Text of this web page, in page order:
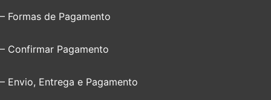
– Formas de Pagamento
– Confirmar Pagamento
– Envio, Entrega e Pagamento